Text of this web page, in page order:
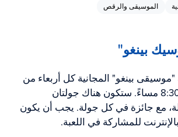
الموسيقى والرقص
بينغو"
"موسيقى بينغو" المجانية كل أربعاء من
الساعة 6:30 إلى 8:30 مساءً. ستكون هناك جولتان
مع جائزة في كل جولة. يجب أن يكون
للمشاركة في اللعبة.